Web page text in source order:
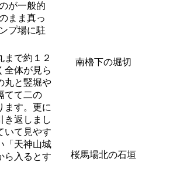
が一般的
まま真っ
プ場に駐
桜馬場北の石垣
南櫓下の堀切
まで約１２
全体が見ら
丸と竪堀や
てて二の
ます。更に
き返しまし
いて見やす
「天神山城
ら入るとす